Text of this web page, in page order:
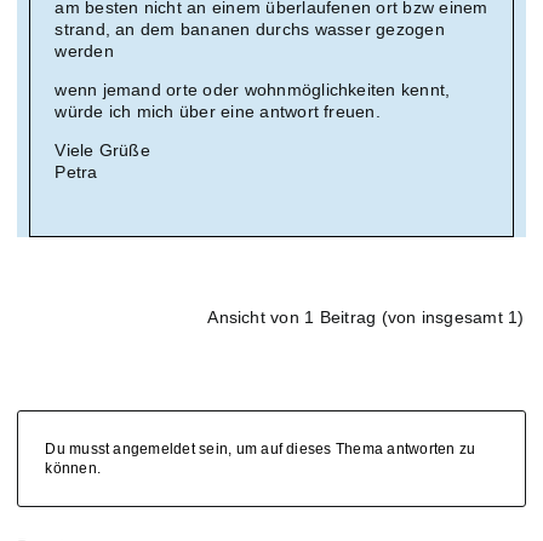
am besten nicht an einem überlaufenen ort bzw einem
strand, an dem bananen durchs wasser gezogen
werden
wenn jemand orte oder wohnmöglichkeiten kennt,
würde ich mich über eine antwort freuen.
Viele Grüße
Petra
Ansicht von 1 Beitrag (von insgesamt 1)
Du musst angemeldet sein, um auf dieses Thema antworten zu
können.